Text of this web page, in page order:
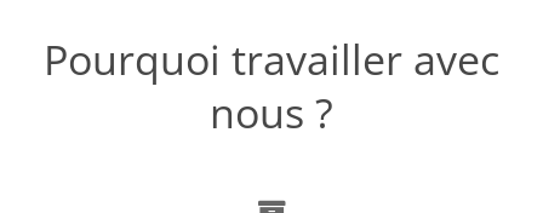
Pourquoi travailler avec
nous ?